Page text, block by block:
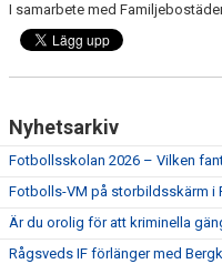
RÅGSVEDS IF I MEDIA
FONDER
I samarbete med
Nyhetsarkiv
Fotbollsskolan 2026 – Vilken
Fotbolls-VM på storbildsskärm i
Är du orolig för att kriminella
Rågsveds IF förlänger med